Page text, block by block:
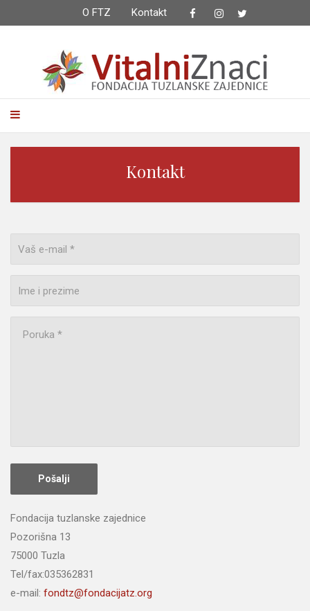
O FTZ Kontakt f t
Kontakt
Fondacija tuzlanske zajednice
Pozorišna 13
75000 Tuzla
Tel/fax:035362831
e-mail: fondtz@fondacijatz.org